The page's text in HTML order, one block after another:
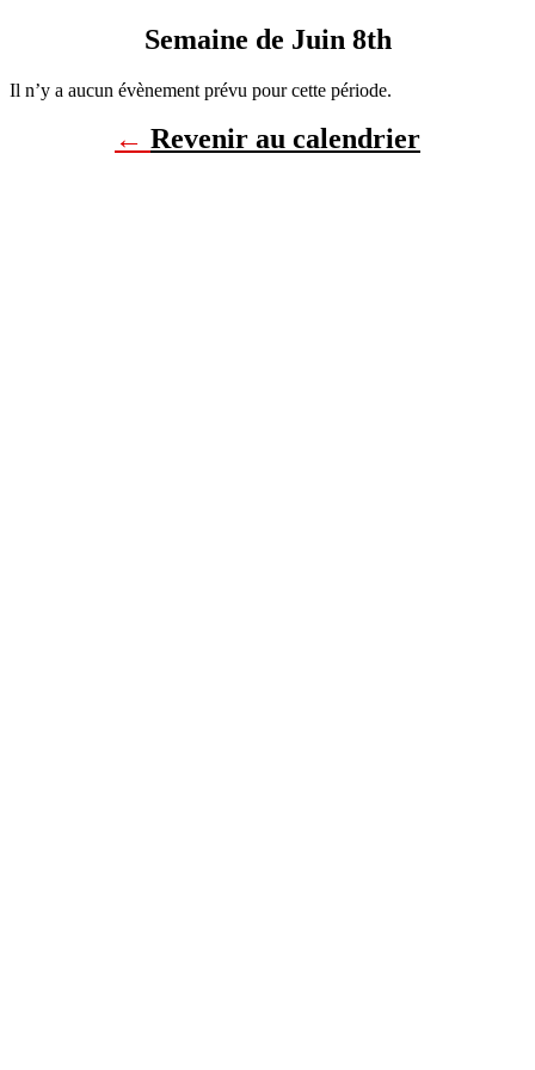
Semaine de Juin 8th
Il n’y a aucun évènement prévu pour cette période.
← Revenir au calendrier